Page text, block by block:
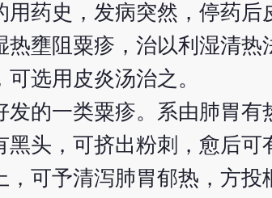
药史，发病突然，停药后
壅阻粟疹，治以利湿清热
选用皮炎汤治之。
的一类粟疹。系由肺胃
头，可挤出粉刺，愈后
可予清泻肺胃郁热，方投